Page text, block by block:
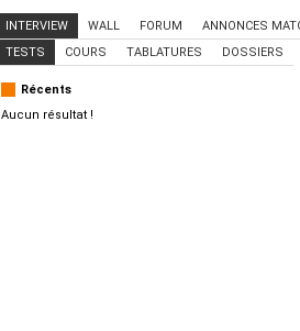
INTERVIEW WALL FORUM ANNONCES
TESTS
COURS TABLATURES DOSSIERS
Récents
Aucun résultat !